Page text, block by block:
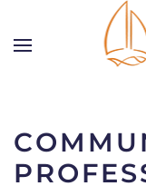
Skip to main